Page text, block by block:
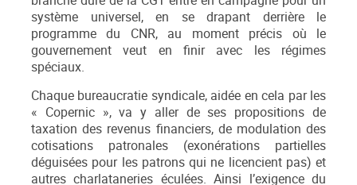
système universel, en se drapant derrière le
programme du CNR, au moment précis où le
gouvernement veut en finir avec les régimes
spéciaux.
Chaque bureaucratie syndicale, aidée en cela par les
« Copernic », va y aller de ses propositions de
taxation des revenus financiers, de modulation des
cotisations patronales (exonérations partielles
déguisées pour les patrons qui ne licencient pas) et
autres charlataneries éculées. Ainsi l’exigence du